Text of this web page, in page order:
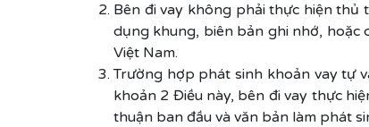
Bên đi vay không phải thực hiện
dụng khung, biên bản ghi nhớ, hoặc
Việt Nam.
Trường hợp phát sinh khoản vay tự
khoản 2 Điều này, bên đi vay thực
thuận ban đầu và văn bản làm phát